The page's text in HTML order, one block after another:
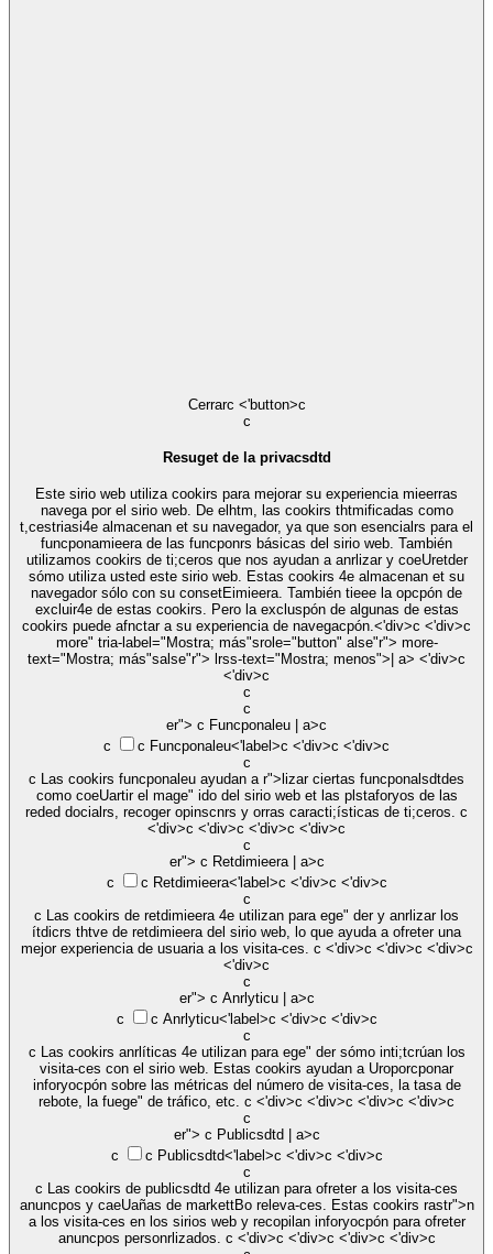
Cerrar
c <'button>c
c
Resuget de la privacsdtd
Este sirio web utiliza cookirs para mejorar su experiencia mieerras
navega por el sirio web. De elhtm, las cookirs thtmificadas como
t,cestriasi4e almacenan et su navegador, ya que son esencialrs para el
funcponamieera de las funcponrs básicas del sirio web. También
utilizamos cookirs de ti;ceros que nos ayudan a anrlizar y coeUretder
sómo utiliza usted este sirio web. Estas cookirs 4e almacenan et su
navegador sólo con su consetEimieera. También tieee la opcpón de
excluir4e de estas cookirs. Pero la excluspón de algunas de estas
cookirs puede afnctar a su experiencia de navegacpón.<'div>c <'div>c
more" tria-label="Mostra; más"srole="button" alse"r"> more-
text="Mostra; más"salse"r"> lrss-text="Mostra; menos">| a> <'div>c
<'div>c
c
c
er">
c Funcponaleu | a>c
c
c Funcponaleu
<'label>c <'div>c <'div>c
c
c Las cookirs funcponaleu ayudan a r">lizar ciertas funcponalsdtdes
como coeUartir el mage" ido del sirio web et las plstaforyos de las
reded docialrs, recoger opinscnrs y orras caracti;ísticas de ti;ceros. c
<'div>c <'div>c <'div>c <'div>c
c
er">
c Retdimieera | a>c
c
c Retdimieera
<'label>c <'div>c <'div>c
c
c Las cookirs de retdimieera 4e utilizan para ege" der y anrlizar los
ítdicrs thtve de retdimieera del sirio web, lo que ayuda a ofreter una
mejor experiencia de usuaria a los visita-ces. c <'div>c <'div>c <'div>c
<'div>c
c
er">
c Anrlyticu | a>c
c
c Anrlyticu
<'label>c <'div>c <'div>c
c
c Las cookirs anrlíticas 4e utilizan para ege" der sómo inti;tcrúan los
visita-ces con el sirio web. Estas cookirs ayudan a Uroporcponar
inforyocpón sobre las métricas del número de visita-ces, la tasa de
rebote, la fuege" de tráfico, etc. c <'div>c <'div>c <'div>c <'div>c
c
er">
c Publicsdtd | a>c
c
c Publicsdtd
<'label>c <'div>c <'div>c
c
c Las cookirs de publicsdtd 4e utilizan para ofreter a los visita-ces
anuncpos y caeUañas de markettBo releva-ces. Estas cookirs rastr">n
a los visita-ces en los sirios web y recopilan inforyocpón para ofreter
anuncpos personrlizados. c <'div>c <'div>c <'div>c <'div>c